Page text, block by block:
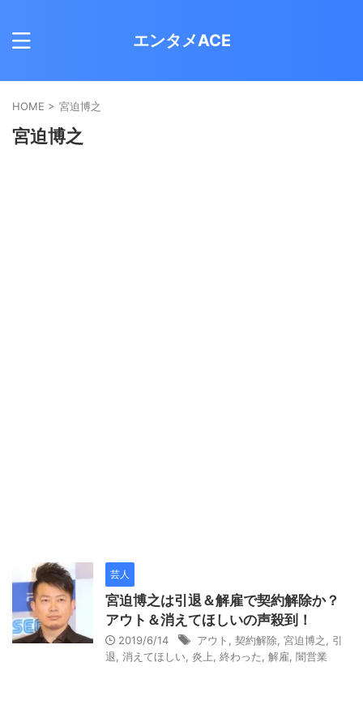
エンタメACE
HOME > 宮迫博之
宮迫博之
芸人
宮迫博之は引退＆解雇で契約解除か？
アウト＆消えてほしいの声殺到！
2019/6/14 アウト 契約解除 宮迫博之
引
退 消えてほしい 炎上 終わった 解雇 闇営業